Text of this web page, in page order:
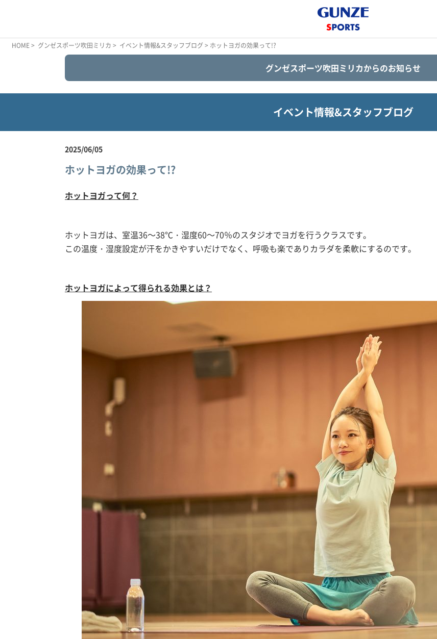
HOME> グンゼスポーツ吹田ミリカ > イベント情報&スタッフブログ> ホットヨガの効果って!?
グンゼスポーツ吹田ミリカからのお知らせ
イベント情報&スタッフブログ
2025/06/05
ホットヨガの効果って!?
ホットヨガって何？
ホットヨガは、室温36～38℃・湿度60～70％のスタジオでヨガを行うクラスです。
この温度・湿度設定が汗をかきやすいだけでなく、呼吸も楽でありカラダを柔軟にするのです。
ホットヨガによって得られる効果とは？